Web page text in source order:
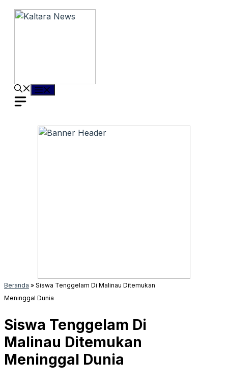
Langsung
Menu
Beranda » Siswa Tenggelam Di Malinau Ditemukan
Meninggal Dunia
Siswa Tenggelam Di
Malinau Ditemukan
Meninggal Dunia